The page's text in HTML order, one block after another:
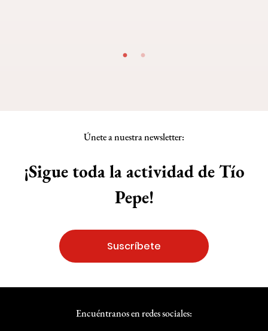
Únete a nuestra newsletter:
Suscríbete
¡Sigue toda la actividad de Tío
Pepe!
Encuéntranos en redes sociales: